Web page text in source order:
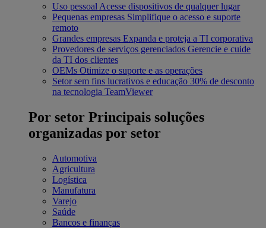
Uso pessoal Acesse dispositivos de qualquer lugar
Pequenas empresas Simplifique o acesso e suporte
remoto
Grandes empresas Expanda e proteja a TI corporativa
Provedores de serviços gerenciados Gerencie e cuide
da TI dos clientes
OEMs Otimize o suporte e as operações
Setor sem fins lucrativos e educação 30% de desconto
na tecnologia TeamViewer
Por setor Principais soluções
organizadas por setor
Automotiva
Agricultura
Logística
Manufatura
Varejo
Saúde
Bancos e finanças